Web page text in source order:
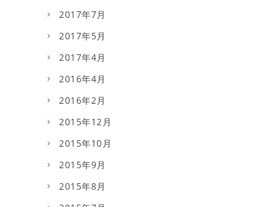
2017年7月
2017年5月
2017年4月
2016年4月
2016年2月
2015年12月
2015年10月
2015年9月
2015年8月